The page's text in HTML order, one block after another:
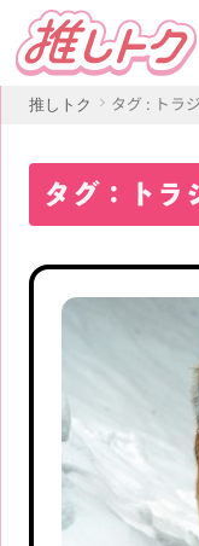
推しトク タグ : トラ
タグ：トラ